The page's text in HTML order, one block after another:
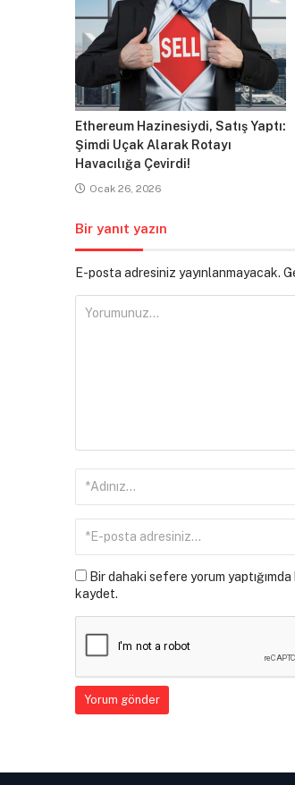
Ethereum Hazinesiydi, Satış Yaptı:
Şimdi Uçak Alarak Rotayı
Havacılığa Çevirdi!
Ocak 26, 2026
Bir yanıt yazın
E-posta adresiniz yayınlanmayacak.
Bir dahaki sefere yorum
kaydet.